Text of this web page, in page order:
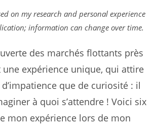
on my research and personal experience
information can change over time.
des marchés flottants près
une expérience unique, qui attire
que de curiosité : il
à quoi s’attendre ! Voici six
mon expérience lors de mon